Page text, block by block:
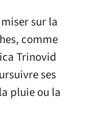
sur la
comme
Trinovid
ses
pluie ou la